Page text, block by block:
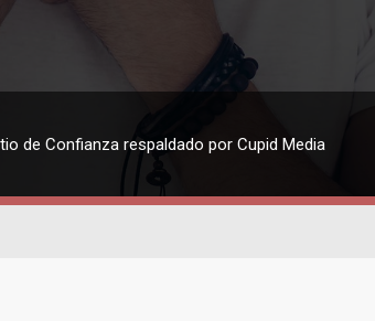
de Confianza respaldado por Cupid Media